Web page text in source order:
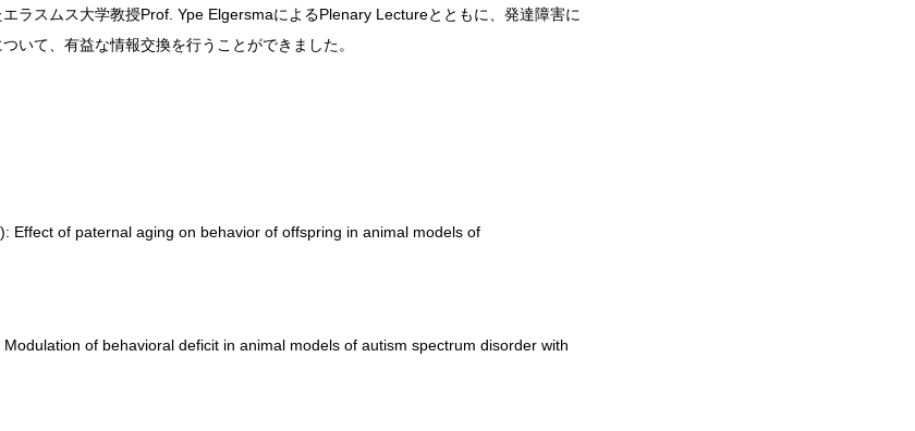
ラスムス大学教授Prof. Ype ElgersmaによるPlenary Lectureとともに、発達障害に
いて、有益な情報交換を行うことができました。
Effect of paternal aging on behavior of offspring in animal models of
of behavioral deficit in animal models of autism spectrum disorder with